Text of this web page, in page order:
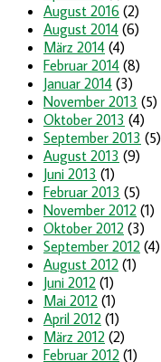
August 2016 (2)
August 2014 (6)
März 2014 (4)
Februar 2014 (8)
Januar 2014 (3)
November 2013 (5)
Oktober 2013 (4)
September 2013 (5)
August 2013 (9)
Juni 2013 (1)
Februar 2013 (5)
November 2012 (1)
Oktober 2012 (3)
September 2012 (4)
August 2012 (1)
Juni 2012 (1)
Mai 2012 (1)
April 2012 (1)
März 2012 (2)
Februar 2012 (1)